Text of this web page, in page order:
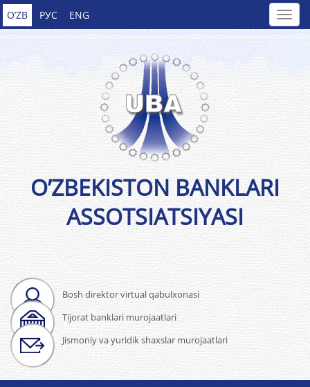
O’ZB РУС ENG
Bosh direktor virtual qabulxonasi
Tijorat banklari murojaatlari
Jismoniy va yuridik shaxslar murojaatlari
O’ZBEKISTON BANKLARI
ASSOTSIATSIYASI